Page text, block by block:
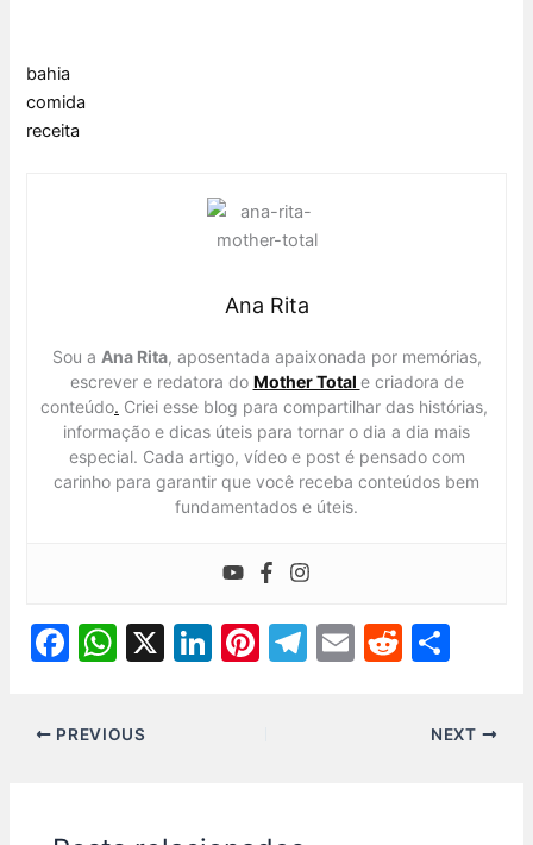
bahia
comida
receita
Ana Rita
Sou a Ana Rita, aposentada apaixonada por memórias,
escrever e redatora do Mother Total e criadora de
conteúdo. Criei esse blog para compartilhar das histórias,
informação e dicas úteis para tornar o dia a dia mais
especial. Cada artigo, vídeo e post é pensado com
carinho para garantir que você receba conteúdos bem
fundamentados e úteis.
F
c
e
o
W
at
s
p
X
Li
n
Pi T
E
R
di
ar
e
PREVIOUS NEXT